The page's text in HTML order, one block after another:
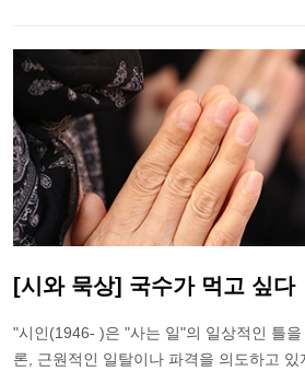
[시와 묵상] 국수가 먹고 싶다
"시인(1946- )은 "사는 일"의 일상적인 틀
론, 근원적인 일탈이나 파격을 의도하고